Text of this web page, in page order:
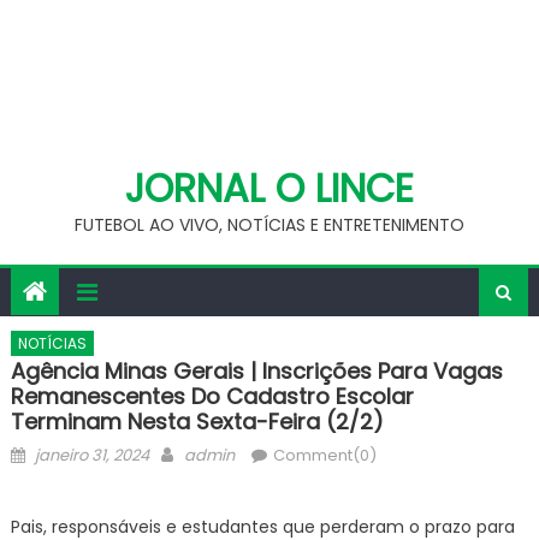
JORNAL O LINCE
FUTEBOL AO VIVO, NOTÍCIAS E ENTRETENIMENTO
NOTÍCIAS
Agência Minas Gerais | Inscrições Para Vagas
Remanescentes Do Cadastro Escolar
Terminam Nesta Sexta-Feira (2/2)
Posted
janeiro 31, 2024 Author
admin Comment(0)
Pais, responsáveis e estudantes que perderam o prazo para